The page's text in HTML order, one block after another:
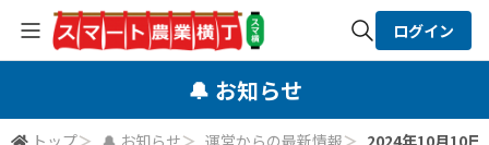
ログイン
🔔 お知らせ
トップ＞ 🔔 お知らせ＞ 運営からの最新情報＞ 2024年10月10日